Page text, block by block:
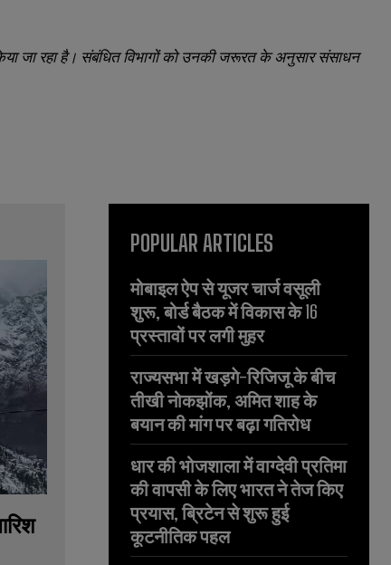
जा रहा है। संबंधित विभागों को उनकी जरूरत के अनुसार संसाधन
POPULAR ARTICLES
मोबाइल ऐप से यूजर चार्ज वसूली
शुरू, बोर्ड बैठक में विकास के 16
प्रस्तावों पर लगी मुहर
राज्यसभा में खड़गे-रिजिजू के बीच
तीखी नोकझोंक, अमित शाह के
बयान की मांग पर बढ़ा गतिरोध
धार की भोजशाला में वाग्देवी प्रतिमा
की वापसी के लिए भारत ने तेज किए
प्रयास, ब्रिटेन से शुरू हुई
कूटनीतिक पहल